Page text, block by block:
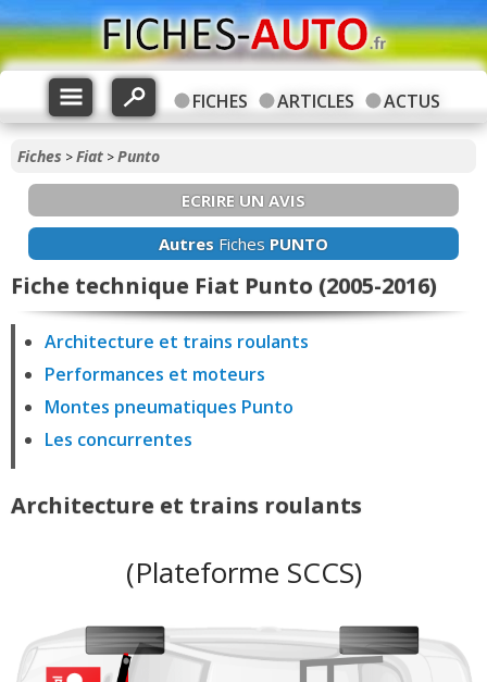
FICHES ARTICLES ACTUS
Fiches >Fiat >Punto
ECRIRE UN AVIS
Autres Fiches PUNTO
Fiche technique Fiat Punto (2005-2016)
Architecture et trains roulants
Performances et moteurs
Montes pneumatiques Punto
Les concurrentes
Architecture et trains roulants
(Plateforme SCCS)